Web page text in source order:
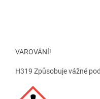
VAROVÁNÍ!
H319 Způsobuje vážné